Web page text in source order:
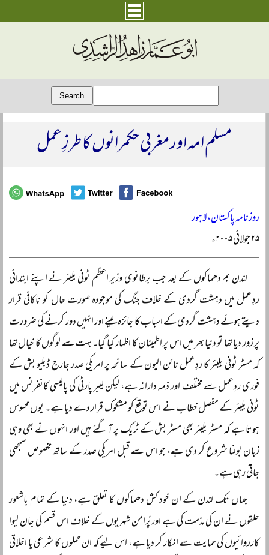
مسلم امہ اور مغربی حکمرانوں کا طرزِ عمل
روزنامہ پاکستان، لاہور
۲۵ جولائی ۲۰۰۵ء
لندن بم دھماکوں کے بعد جب برطانوی وزیر اعظم ٹونی بلیئر نے اپنے ابتدائی
ردِعمل میں دہشت گردی کے خلاف جنگ کی موجودہ صورت حال کو ناکافی قرار
دیتے ہوئے دہشت گردی کے اسباب کا جائزہ لینے اور انہیں دور کرنے کی ضرورت
پر زور دیا تھا تو دنیا بھر میں اس پر اطمینان کا اظہار کیا گیا۔ بہت سے لوگوں کا خیال تھا
کہ مسٹر ٹونی بلیئر کا ردِعمل نائن الیون کے سانحہ پر امریکی صدر جارج ڈبلیو بش کے
فوری ردِعمل سے مختلف اور ذمہ دارانہ ہے، لیکن لیبر پارٹی کی پالیسی کانفرنس میں
ٹونی بلیئر کے مفصل خطاب نے اس توقع کو مشکوک قرار دے دیا ہے۔ یوں محسوس
ہوتا ہے کہ مسٹر بلیئر بھی مسٹر بش کے ٹریک پر آ گئے ہیں اور انہوں نے بھی وہی
زبان بولنا شروع کر دی ہے، جو اس سے قبل امریکی صدر کے ساتھ مخصوص سمجھی
جاتی رہی ہے۔
جہاں تک لندن کے ان خود کش دھماکوں کا تعلق ہے، دنیا کے تمام باشعور
حلقوں نے ان کی مذمت کی ہے اور پُرامن شہریوں کے خلاف اس قسم کی جان لیوا
کارروائیوں کی حمایت سے انکار کر دیا ہے، اس لیے کہ ان حملوں کا شرعی یا اخلاقی